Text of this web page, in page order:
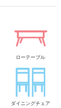
ローテーブル
ダイニングチェア